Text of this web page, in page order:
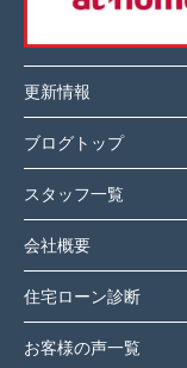
更新情報
ブログトップ
スタッフ一覧
会社概要
住宅ローン診断
お客様の声一覧